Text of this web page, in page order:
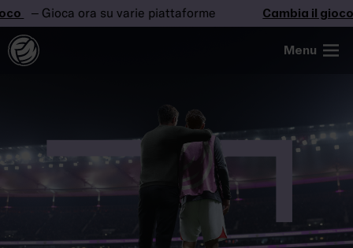
– Gioca ora su varie piattaforme Cambia il gioco
Menu